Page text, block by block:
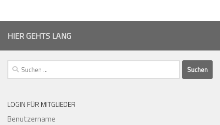
HIER GEHTS LANG
Suchen
nach:
LOGIN FÜR MITGLIEDER
Benutzername